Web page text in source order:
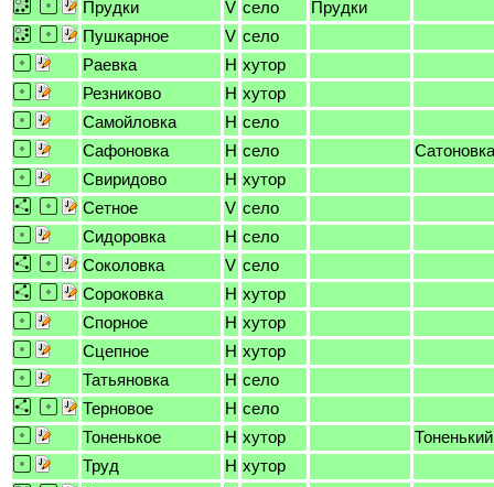
Прудки
V село
Прудки
Пушкарное
V село
Раевка
H хутор
Резниково
H хутор
Самойловка
H село
Сафоновка
H село
Сатоновка
Свиридово
H хутор
Сетное
V село
Сидоровка
H село
Соколовка
V село
Сороковка
H хутор
Спорное
H хутор
Сцепное
H хутор
Татьяновка
H село
Терновое
H село
Тоненькое
H хутор
Тоненький
Труд
H хутор